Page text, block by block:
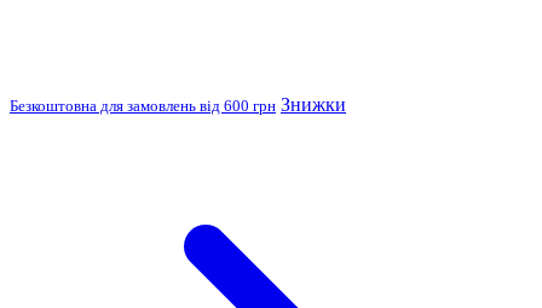
Безкоштовна для замовлень від 600 грн Знижки